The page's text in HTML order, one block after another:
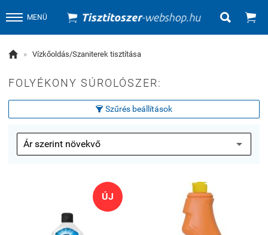
MENÜ  
 » Vízkőoldás/Szaniterek tisztítása
FOLYÉKONY SÚROLÓSZER:
 Szűrés beállítások
ÚJ